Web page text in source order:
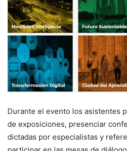
Durante el evento los asistentes
de exposiciones, presenciar
dictadas por especialistas y